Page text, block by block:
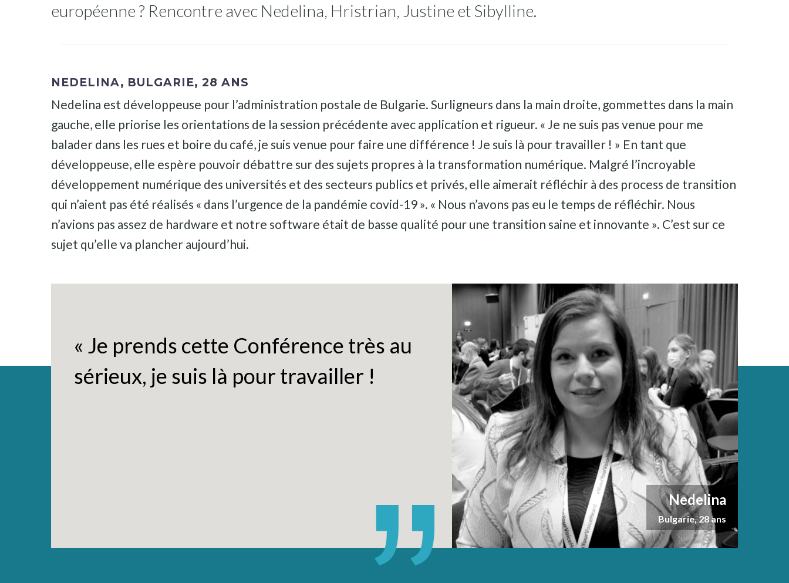
européenne ? Rencontre avec Nedelina, Hristrian, Justine et Sibylline.
NEDELINA, BULGARIE, 28 ANS
Nedelina est développeuse pour l’administration postale de Bulgarie. Surligneurs dans la main droite, gommettes dans la main
gauche, elle priorise les orientations de la session précédente avec application et rigueur. « Je ne suis pas venue pour me
balader dans les rues et boire du café, je suis venue pour faire une différence ! Je suis là pour travailler ! » En tant que
développeuse, elle espère pouvoir débattre sur des sujets propres à la transformation numérique. Malgré l’incroyable
développement numérique des universités et des secteurs publics et privés, elle aimerait réfléchir à des process de transition
qui n’aient pas été réalisés « dans l’urgence de la pandémie covid-19 ». « Nous n’avons pas eu le temps de réfléchir. Nous
n’avions pas assez de hardware et notre software était de basse qualité pour une transition saine et innovante ». C’est sur ce
sujet qu’elle va plancher aujourd’hui.
« Je prends cette Conférence très au
sérieux, je suis là pour travailler !
Nedelina
Bulgarie, 28 ans